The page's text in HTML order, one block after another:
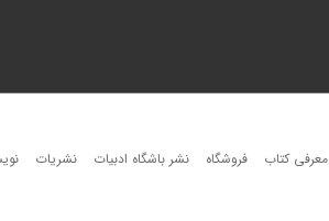
معرفی کتاب فروشگاه نشر باشگاه ادبیات نشریات